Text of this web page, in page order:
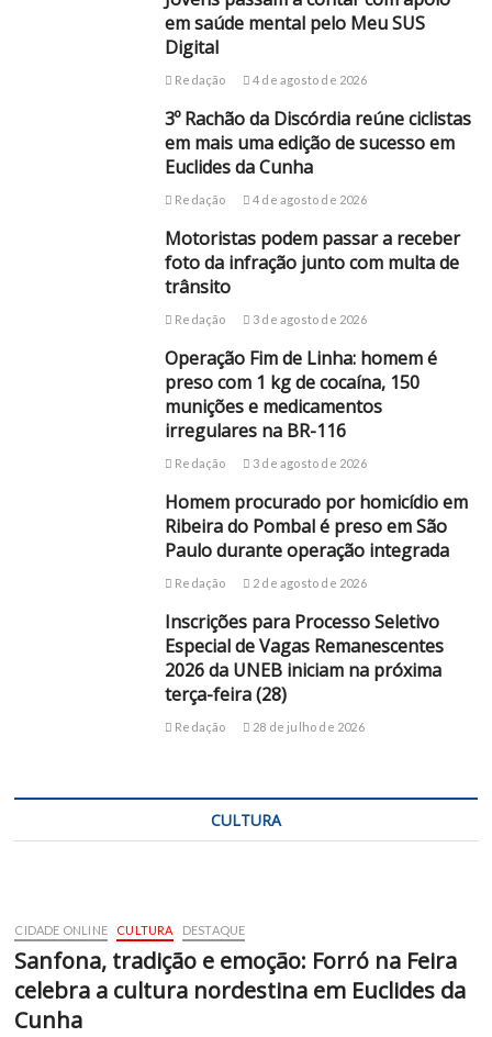
em saúde mental pelo Meu SUS
Digital
Redação 4 de agosto de 2026
3º Rachão da Discórdia reúne ciclistas
em mais uma edição de sucesso em
Euclides da Cunha
Redação 4 de agosto de 2026
Motoristas podem passar a receber
foto da infração junto com multa de
trânsito
Redação 3 de agosto de 2026
Operação Fim de Linha: homem é
preso com 1 kg de cocaína, 150
munições e medicamentos
irregulares na BR-116
Redação 3 de agosto de 2026
Homem procurado por homicídio em
Ribeira do Pombal é preso em São
Paulo durante operação integrada
Redação 2 de agosto de 2026
Inscrições para Processo Seletivo
Especial de Vagas Remanescentes
2026 da UNEB iniciam na próxima
terça-feira (28)
Redação 28 de julho de 2026
CULTURA
CIDADE ONLINE CULTURA DESTAQUE
Sanfona, tradição e emoção: Forró na Feira
celebra a cultura nordestina em Euclides da
Cunha